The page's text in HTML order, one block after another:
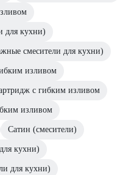
для кухни)
смесители для кухни)
изливом
с гибким изливом
изливом
Сатин (смесители)
кухни)
для кухни)